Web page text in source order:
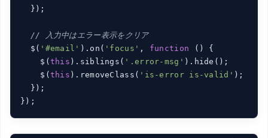
  });
// 入力中はエラー表示をクリア
  $(
'#email' ).on( 'focus' , function ( ) {
    $(
this ).siblings( '.error-msg' ).hide();
    $(
this ).removeClass( 'is-error is-valid' );
  });
});